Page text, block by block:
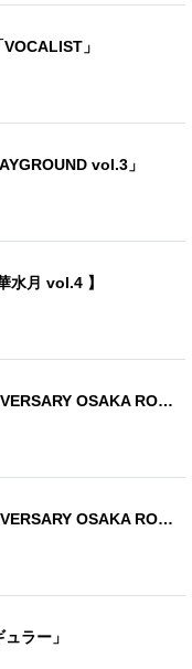
」
vol.3」
水月 vol.4 】
CROW MUSIC 28th ANNIVERSARY OSAKA ROCK SUMMIT’25
CROW MUSIC 28th ANNIVERSARY OSAKA ROCK SUMMIT’25
ラー」